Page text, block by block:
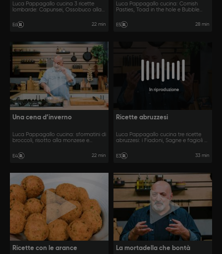
Luca Pappagallo cucina 3 ricette
lombarde: Capunsei, Ossobuco alla
E6 22 min
Luca Pappagallo cucina: Cornish
Pasties, Toad in the hole e Bubble
E5 28 min
Una cena d’inverno
Luca Pappagallo cucina: sformatini di
broccoli, risotto alla monzese e
E4 22 min
In riproduzione
Ricette abruzzesi
Luca Pappagallo cucina tre ricette
abruzzesi: i Fiadoni, Sagne e fagioli e
E3 33 min
Ricette con le arance La mortadella che bontà